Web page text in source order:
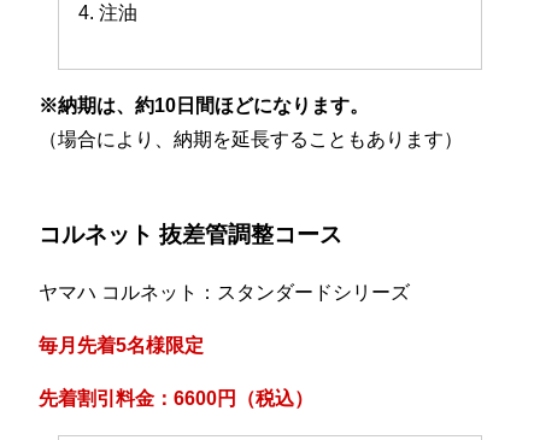
4. 注油
※納期は、約10日間ほどになります。
（場合により、納期を延長することもあります）
コルネット 抜差管調整コース
ヤマハ コルネット：スタンダードシリーズ
毎月先着5名様限定
先着割引料金：6600円（税込）